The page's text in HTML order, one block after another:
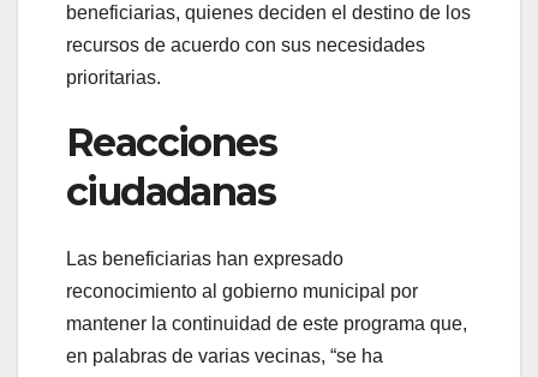
beneficiarias, quienes deciden el destino de los
recursos de acuerdo con sus necesidades
prioritarias.
Reacciones
ciudadanas
Las beneficiarias han expresado
reconocimiento al gobierno municipal por
mantener la continuidad de este programa que,
en palabras de varias vecinas, “se ha